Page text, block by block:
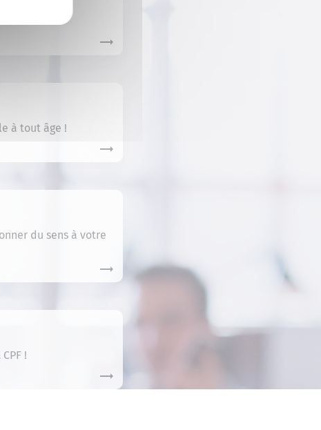
à tout âge !
du sens à votre
!